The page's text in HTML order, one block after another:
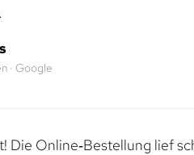
· Google
Die Online‑Bestellung lief